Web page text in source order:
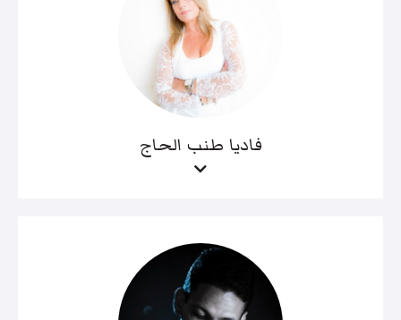
فاديا طنب الحاج